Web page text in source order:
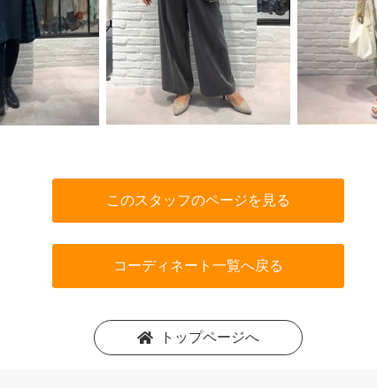
このスタッフのページを見る
コーディネート一覧へ戻る
トップページへ